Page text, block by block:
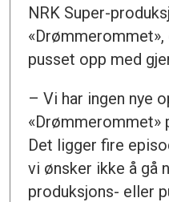
NRK Super-
pusset opp med
– Vi har ingen nye
«Drømmerommet»
Det ligger fire
vi ønsker ikke å gå
produksjons- eller